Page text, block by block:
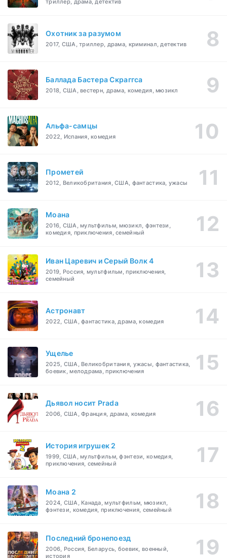
триллер, драма, детектив
Охотник за разумом
2017, США, триллер, драма, криминал, детектив
Баллада Бастера Скраггса
2018, США, вестерн, драма, комедия, мюзикл
Альфа-самцы
2022, Испания, комедия
Прометей
2012, Великобритания, США, фантастика, ужасы
Моана
2016, США, мультфильм, мюзикл, фэнтези,
комедия, приключения, семейный
Иван Царевич и Серый Волк 4
2019, Россия, мультфильм, приключения,
семейный
Астронавт
2022, США, фантастика, драма, комедия
Ущелье
2025, США, Великобритания, ужасы, фантастика,
боевик, мелодрама, приключения
Дьявол носит Prada
2006, США, Франция, драма, комедия
История игрушек 2
1999, США, мультфильм, фэнтези, комедия,
приключения, семейный
Моана 2
2024, США, Канада, мультфильм, мюзикл,
фэнтези, комедия, приключения, семейный
Последний бронепоезд
2006, Россия, Беларусь, боевик, военный,
история